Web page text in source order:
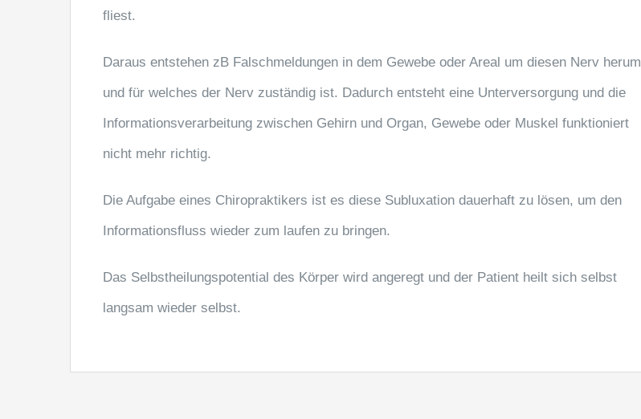
fliest.
Daraus entstehen zB Falschmeldungen in dem Gewebe oder Areal um diesen Nerv herum
und für welches der Nerv zuständig ist. Dadurch entsteht eine Unterversorgung und die
Informationsverarbeitung zwischen Gehirn und Organ, Gewebe oder Muskel funktioniert
nicht mehr richtig.
Die Aufgabe eines Chiropraktikers ist es diese Subluxation dauerhaft zu lösen, um den
Informationsfluss wieder zum laufen zu bringen.
Das Selbstheilungspotential des Körper wird angeregt und der Patient heilt sich selbst
langsam wieder selbst.